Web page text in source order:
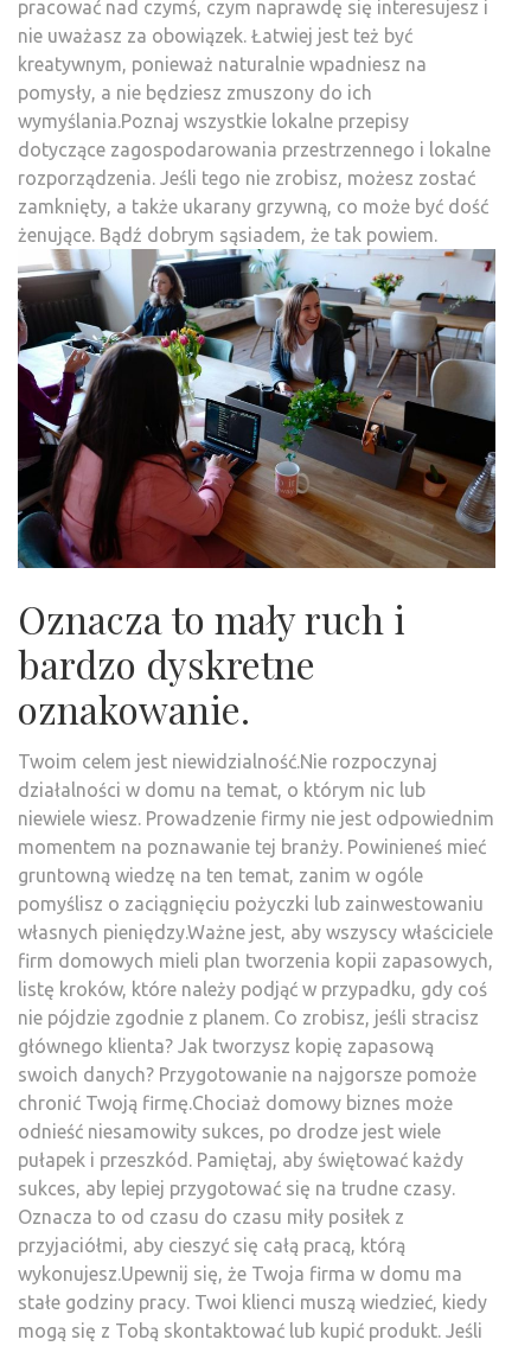
pracować nad czymś, czym naprawdę się interesujesz i
nie uważasz za obowiązek. Łatwiej jest też być
kreatywnym, ponieważ naturalnie wpadniesz na
pomysły, a nie będziesz zmuszony do ich
wymyślania.Poznaj wszystkie lokalne przepisy
dotyczące zagospodarowania przestrzennego i lokalne
rozporządzenia. Jeśli tego nie zrobisz, możesz zostać
zamknięty, a także ukarany grzywną, co może być dość
żenujące. Bądź dobrym sąsiadem, że tak powiem.
Oznacza to mały ruch i
bardzo dyskretne
oznakowanie.
Twoim celem jest niewidzialność.Nie rozpoczynaj
działalności w domu na temat, o którym nic lub
niewiele wiesz. Prowadzenie firmy nie jest odpowiednim
momentem na poznawanie tej branży. Powinieneś mieć
gruntowną wiedzę na ten temat, zanim w ogóle
pomyślisz o zaciągnięciu pożyczki lub zainwestowaniu
własnych pieniędzy.Ważne jest, aby wszyscy właściciele
firm domowych mieli plan tworzenia kopii zapasowych,
listę kroków, które należy podjąć w przypadku, gdy coś
nie pójdzie zgodnie z planem. Co zrobisz, jeśli stracisz
głównego klienta? Jak tworzysz kopię zapasową
swoich danych? Przygotowanie na najgorsze pomoże
chronić Twoją firmę.Chociaż domowy biznes może
odnieść niesamowity sukces, po drodze jest wiele
pułapek i przeszkód. Pamiętaj, aby świętować każdy
sukces, aby lepiej przygotować się na trudne czasy.
Oznacza to od czasu do czasu miły posiłek z
przyjaciółmi, aby cieszyć się całą pracą, którą
wykonujesz.Upewnij się, że Twoja firma w domu ma
stałe godziny pracy. Twoi klienci muszą wiedzieć, kiedy
mogą się z Tobą skontaktować lub kupić produkt. Jeśli